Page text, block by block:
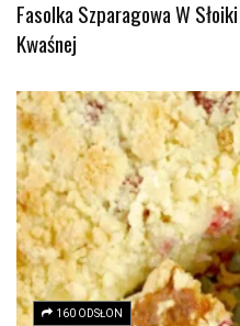
Fasolka Szparagowa W
Kwaśnej
160 ODSŁON